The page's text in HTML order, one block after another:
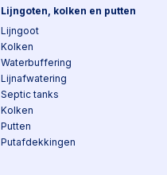
Lijngoten, kolken en putten
Lijngoot
Kolken
Waterbuffering
Lijnafwatering
Septic tanks
Kolken
Putten
Putafdekkingen